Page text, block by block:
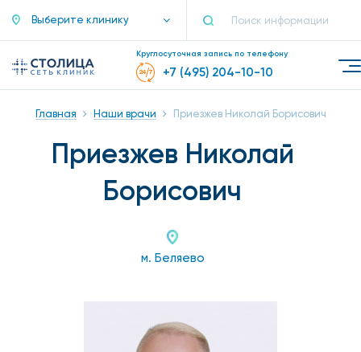
Выберите клинику
Круглосуточная запись по телефону
+7 (495) 204-10-10
Главная Наши врачи Приезжев Николай Борисович
Приезжев Николай
Борисович
м. Беляево